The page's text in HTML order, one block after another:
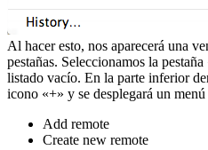
Al hacer esto, nos aparecerá una
pestañas. Seleccionamos la
listado vacío. En la parte inferior
icono «+» y se desplegará un
Add remote
Create new remote